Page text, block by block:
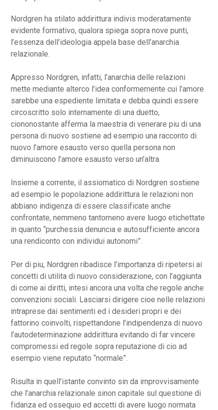
Nordgren ha stilato addirittura indivis moderatamente
evidente formativo, qualora spiega sopra nove punti,
l’essenza dell’ideologia appela base dell’anarchia
relazionale.
Appresso Nordgren, infatti, l’anarchia delle relazioni
mette mediante alterco l’idea conformemente cui l’amore
sarebbe una espediente limitata e debba quindi essere
circoscritto solo internamente di una duetto,
ciononostante afferma la maestria di venerare piu di una
persona di nuovo sostiene ad esempio una racconto di
nuovo l’amore esausto verso quella persona non
diminuiscono l’amore esausto verso un’altra.
Insieme a corrente, il assiomatico di Nordgren sostiene
ad esempio le popolazione addirittura le relazioni non
abbiano indigenza di essere classificate anche
confrontate, nemmeno tantomeno avere luogo etichettate
in quanto “purchessia denuncia e autosufficiente ancora
una rendiconto con individui autonomi”.
Per di piu, Nordgren ribadisce l’importanza di ripetersi ai
concetti di utilita di nuovo considerazione, con l’aggiunta
di come ai diritti, intesi ancora una volta che regole anche
convenzioni sociali. Lasciarsi dirigere cioe nelle relazioni
intraprese dai sentimenti ed i desideri propri e dei
fattorino coinvolti, rispettandone l’indipendenza di nuovo
l’autodeterminazione addirittura evitando di far vincere
compromessi ed regole sopra reputazione di cio ad
esempio viene reputato “normale”.
Risulta in quell’istante convinto sin da improvvisamente
che l’anarchia relazionale sinon capitale sul questione di
fidanza ed ossequio ed accetti di avere luogo normata